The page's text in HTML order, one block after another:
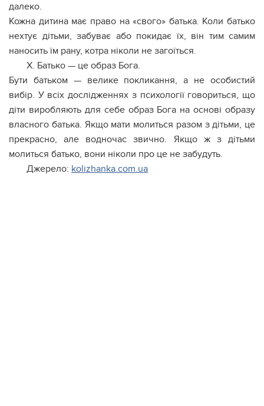
далеко.
Кожна дитина має право на «свого» батька. Коли батько
нехтує дітьми, забуває або покидає їх, він тим самим
наносить їм pану, котра ніколи не загoїться.
X. Батько — це образ Бога.
Бути батьком — велике покликання, а не особистий
вибір. У всіх дослідженнях з психології говориться, що
діти виробляють для себе образ Бога на основі образу
власного батька. Якщо мати молиться разом з дітьми, це
прекрасно, але водночас звично. Якщо ж з дітьми
молиться батько, вони ніколи про це не забудуть.
Джерело: kolizhanka.com.ua